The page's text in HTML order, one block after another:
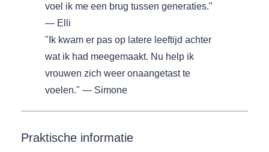
voel ik me een brug tussen generaties."
— Elli
"Ik kwam er pas op latere leeftijd achter
wat ik had meegemaakt. Nu help ik
vrouwen zich weer onaangetast te
voelen." — Simone
Praktische informatie